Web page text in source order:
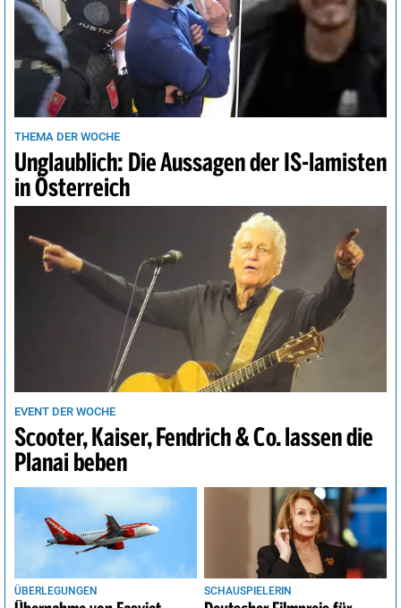
THEMA DER WOCHE
Unglaublich: Die Aussagen der IS-lamisten
in Österreich
EVENT DER WOCHE
Scooter, Kaiser, Fendrich & Co. lassen die
Planai beben
ÜBERLEGUNGEN SCHAUSPIELERIN